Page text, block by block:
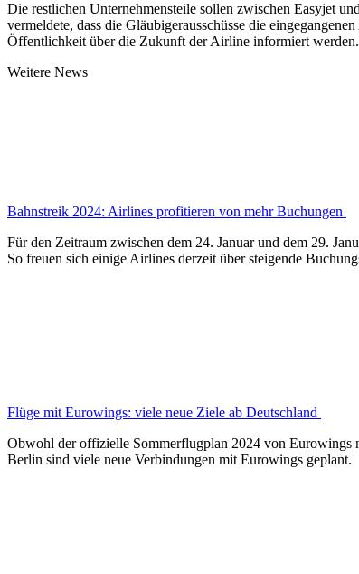
Die restlichen Unternehmensteile sollen zwischen Easyjet
vermeldete, dass die Gläubigerausschüsse die
Öffentlichkeit über die Zukunft der Airline informiert werden.
Weitere News
Bahnstreik 2024: Airlines profitieren von mehr Buchungen
Für den Zeitraum zwischen dem 24. Januar und dem 29.
So freuen sich einige Airlines derzeit über steigende
Flüge mit Eurowings: viele neue Ziele ab Deutschland
Obwohl der offizielle Sommerflugplan 2024 von Eurowings
Berlin sind viele neue Verbindungen mit Eurowings geplant.